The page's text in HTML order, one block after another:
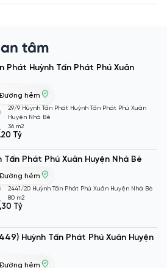
tâm
Phát Huỳnh Tấn Phát Phú Xuân
Đường hẻm
29/9 Hùynh Tấn Phát Huỳnh Tấn Phát Phú Xuân
Huyện Nhà Bè
36 m2
Tỷ
Phát Phú Xuân Huyện Nhà Bè
Đường hẻm
2441/20 Huỳnh Tấn Phát Phú Xuân Huyện Nhà Bè
80 m2
Tỷ
Huỳnh Tấn Phát Phú Xuân Huyện
Đường hẻm